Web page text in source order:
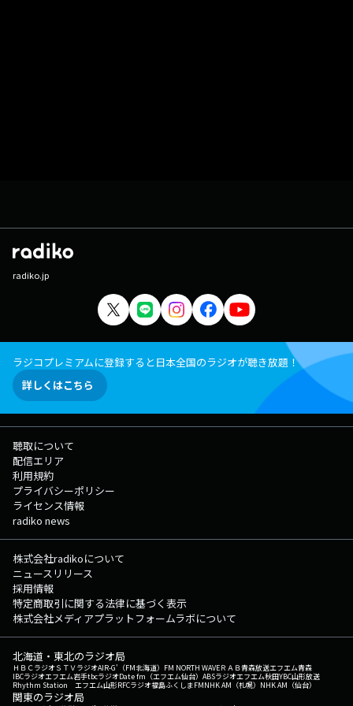
radiko.jp
ラジコプレミアムに登録すると日本全国のラジオが聴き放題！
詳しくはこちら
聴取について
配信エリア
利用規約
プライバシーポリシー
ライセンス情報
radiko news
株式会社radikoについて
ニュースリリース
採用情報
特定商取引に関する法律に基づく表示
株式会社メディアプラットフォームラボについて
北海道・東北のラジオ局
ＨＢＣラジオＳＴＶラジオAIR-G'（FM北海道） FM NORTH WAVEＲＡＢ青森放送エフエム青森
IBCラジオエフエム岩手tbcラジオDate fm（エフエム仙台） ABSラジオエフエム秋田YBC山形放送
Rhythm Station エフエム山形RFCラジオ福島ふくしまFMNHK AM（札幌） NHK AM（仙台）
関東のラジオ局